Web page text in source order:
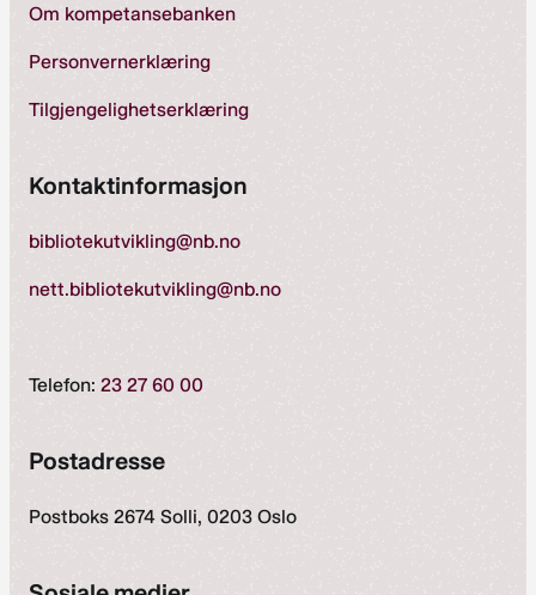
Om kompetansebanken
Personvernerklæring
Tilgjengelighetserklæring
Kontaktinformasjon
bibliotekutvikling@nb.no
nett.bibliotekutvikling@nb.no
Telefon: 23 27 60 00
Postadresse
Postboks 2674 Solli, 0203 Oslo